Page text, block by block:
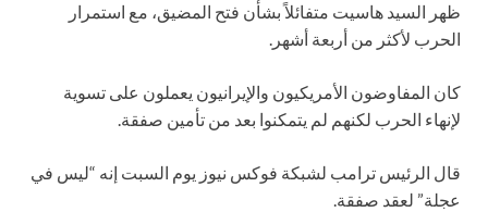
ظهر السيد هاسيت متفائلاً بشأن فتح المضيق، مع استمرار
الحرب لأكثر من أربعة أشهر.
كان المفاوضون الأمريكيون والإيرانيون يعملون على تسوية
لإنهاء الحرب لكنهم لم يتمكنوا بعد من تأمين صفقة.
قال الرئيس ترامب لشبكة فوكس نيوز يوم السبت إنه “ليس في
عجلة” لعقد صفقة.